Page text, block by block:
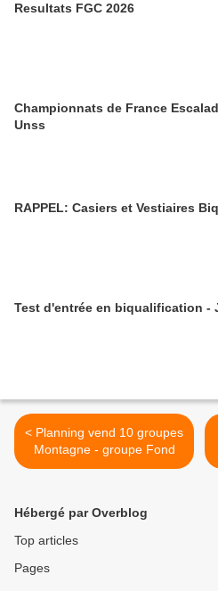
Resultats FGC 2026
Championnats de France
Unss
RAPPEL: Casiers et Vestiaires
Test d'entrée en biqualification -
< Planning vend 10 groupes
Montagne - groupe Fond
Hébergé par Overblog
Top articles
Pages